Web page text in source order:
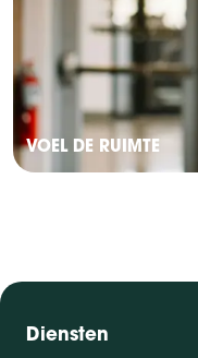
VOEL DE RUIMTE
Diensten